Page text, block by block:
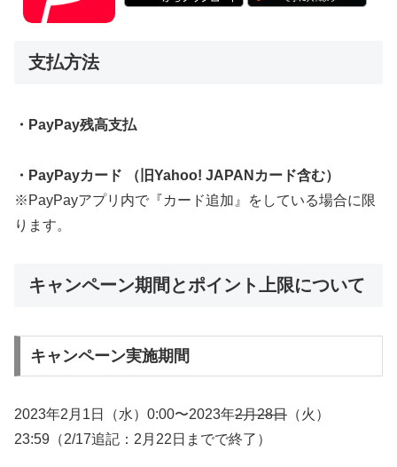
支払方法
・PayPay残高支払
・PayPayカード （旧Yahoo! JAPANカード含む）
※PayPayアプリ内で『カード追加』をしている場合に限
ります。
キャンペーン期間とポイント上限について
キャンペーン実施期間
2023年2月1日（水）0:00〜2023年2月28日 （火）
23:59（2/17追記：2月22日までで終了）